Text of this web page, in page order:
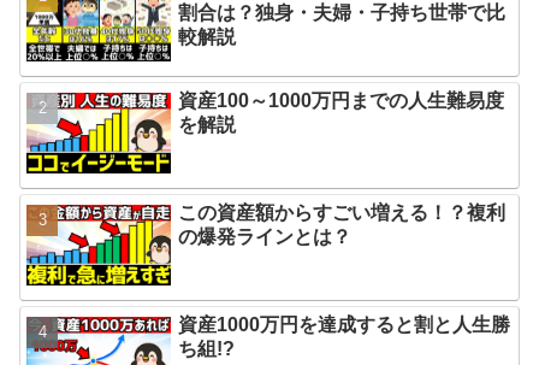
割合は？独身・夫婦・子持ち世帯で比
較解説
資産100～1000万円までの人生難易度
を解説
この資産額からすごい増える！？複利
の爆発ラインとは？
資産1000万円を達成すると割と人生勝
ち組!?